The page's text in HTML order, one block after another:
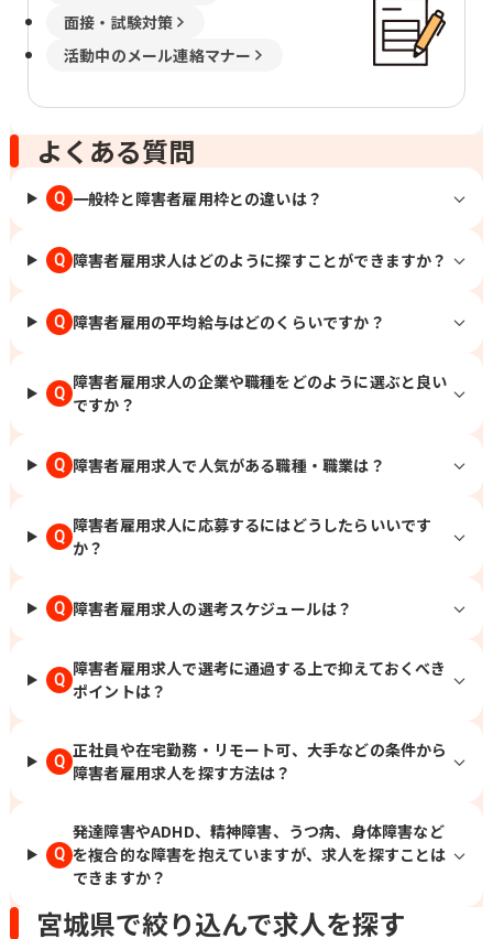
面接・試験対策
活動中のメール連絡マナー
よくある質問
Q 一般枠と障害者雇用枠との違いは？
Q 障害者雇用求人はどのように探すことができますか？
Q 障害者雇用の平均給与はどのくらいですか？
Q
障害者雇用求人の企業や職種をどのように選ぶと良い
ですか？
Q 障害者雇用求人で人気がある職種・職業は？
Q
障害者雇用求人に応募するにはどうしたらいいです
か？
Q 障害者雇用求人の選考スケジュールは？
Q
障害者雇用求人で選考に通過する上で抑えておくべき
ポイントは？
Q
正社員や在宅勤務・リモート可、大手などの条件から
障害者雇用求人を探す方法は？
Q
発達障害やADHD、精神障害、うつ病、身体障害など
を複合的な障害を抱えていますが、求人を探すことは
できますか？
宮城県で絞り込んで求人を探す